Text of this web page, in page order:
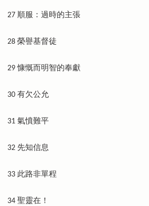
27 順服：過時的主張
28 榮譽基督徒
29 慷慨而明智的奉獻
30 有欠公允
31 氣憤難平
32 先知信息
33 此路非單程
34 聖靈在！